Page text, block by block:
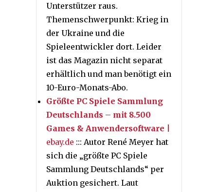
Unterstützer raus.
Themenschwerpunkt: Krieg in
der Ukraine und die
Spieleentwickler dort. Leider
ist das Magazin nicht separat
erhältlich und man benötigt ein
10-Euro-Monats-Abo.
Größte PC Spiele Sammlung
Deutschlands – mit 8.500
Games & Anwendersoftware
ebay.de ::: Autor René Meyer hat
sich die „größte PC Spiele
Sammlung Deutschlands“ per
Auktion gesichert. Laut